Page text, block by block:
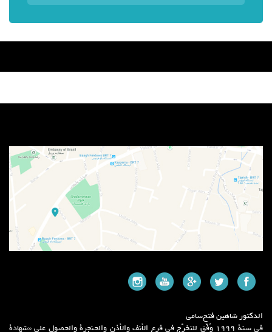
الدكتور شاهین فتح‌سامي
في سنة ۱۹۹۹ وُفّق للتخرّج في فرع الأنف والأذن والحنجرة والحصول على «شهادة